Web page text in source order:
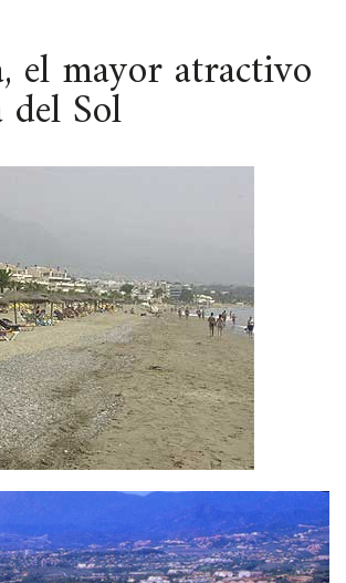
ESPACIO
el mayor atractivo
del Sol